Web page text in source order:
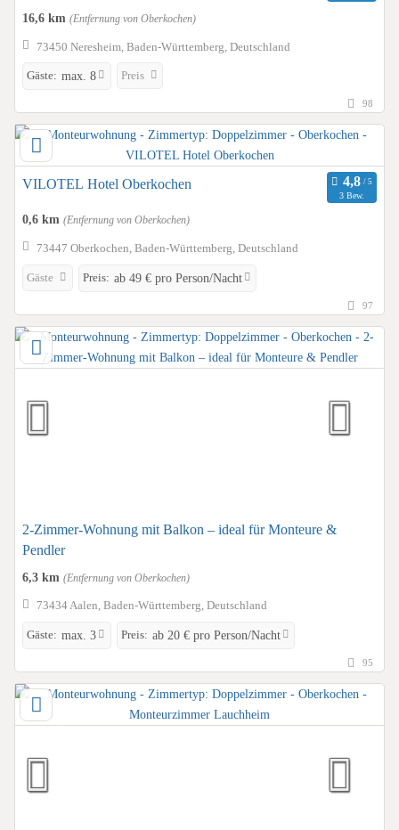
16,6 km (Entfernung von Oberkochen)
73450 Neresheim, Baden-Württemberg, Deutschland
Gäste: max. 8 Preis
98
VILOTEL Hotel Oberkochen
3 Bew.
0,6 km (Entfernung von Oberkochen)
73447 Oberkochen, Baden-Württemberg, Deutschland
Gäste Preis: ab 49 € pro Person/Nacht
97
2-Zimmer-Wohnung mit Balkon – ideal für Monteure &
Pendler
6,3 km (Entfernung von Oberkochen)
73434 Aalen, Baden-Württemberg, Deutschland
Gäste: max. 3 Preis: ab 20 € pro Person/Nacht
95